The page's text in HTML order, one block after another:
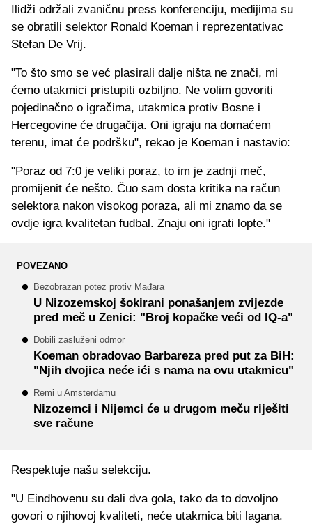
Ilidži održali zvaničnu press konferenciju, medijima su
se obratili selektor Ronald Koeman i reprezentativac
Stefan De Vrij.
"To što smo se već plasirali dalje ništa ne znači, mi
ćemo utakmici pristupiti ozbiljno. Ne volim govoriti
pojedinačno o igračima, utakmica protiv Bosne i
Hercegovine će drugačija. Oni igraju na domaćem
terenu, imat će podršku", rekao je Koeman i nastavio:
"Poraz od 7:0 je veliki poraz, to im je zadnji meč,
promijenit će nešto. Čuo sam dosta kritika na račun
selektora nakon visokog poraza, ali mi znamo da se
ovdje igra kvalitetan fudbal. Znaju oni igrati lopte."
POVEZANO
Bezobrazan potez protiv Mađara
U Nizozemskoj šokirani ponašanjem zvijezde
pred meč u Zenici: "Broj kopačke veći od IQ-a"
Dobili zasluženi odmor
Koeman obradovao Barbareza pred put za BiH:
"Njih dvojica neće ići s nama na ovu utakmicu"
Remi u Amsterdamu
Nizozemci i Nijemci će u drugom meču riješiti
sve račune
Respektuje našu selekciju.
"U Eindhovenu su dali dva gola, tako da to dovoljno
govori o njihovoj kvaliteti, neće utakmica biti lagana.